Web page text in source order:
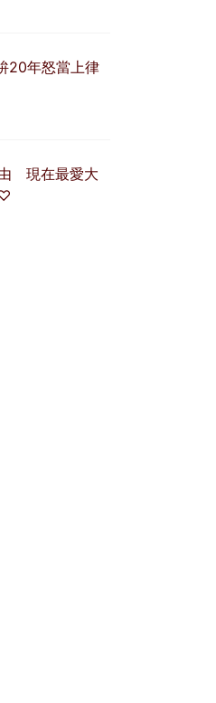
20年怒當上律
現在最愛大